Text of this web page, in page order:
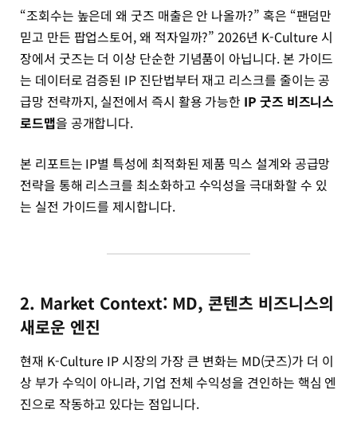
“조회수는 높은데 왜 굿즈 매출은 안 나올까?” 혹은 “팬덤만
믿고 만든 팝업스토어, 왜 적자일까?” 2026년 K-Culture 시
장에서 굿즈는 더 이상 단순한 기념품이 아닙니다. 본 가이드
는 데이터로 검증된 IP 진단법부터 재고 리스크를 줄이는 공
급망 전략까지, 실전에서 즉시 활용 가능한 IP 굿즈 비즈니스
로드맵을 공개합니다.
본 리포트는 IP별 특성에 최적화된 제품 믹스 설계와 공급망
전략을 통해 리스크를 최소화하고 수익성을 극대화할 수 있
는 실전 가이드를 제시합니다.
2. Market Context: MD, 콘텐츠 비즈니스의
새로운 엔진
현재 K-Culture IP 시장의 가장 큰 변화는 MD(굿즈)가 더 이
상 부가 수익이 아니라, 기업 전체 수익성을 견인하는 핵심 엔
진으로 작동하고 있다는 점입니다.